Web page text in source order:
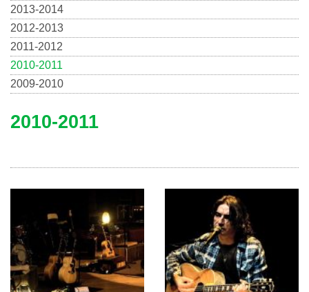
2013-2014
2012-2013
2011-2012
2010-2011
2009-2010
2010-2011